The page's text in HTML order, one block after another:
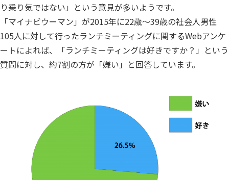
り乗り気ではない」という意見が多いようです。
「マイナビウーマン」が2015年に22歳〜39歳の社会人男性
105人に対して行ったランチミーティングに関するWebアンケ
ートによれば、「ランチミーティングは好きですか？」という
質問に対し、約7割の方が「嫌い」と回答しています。